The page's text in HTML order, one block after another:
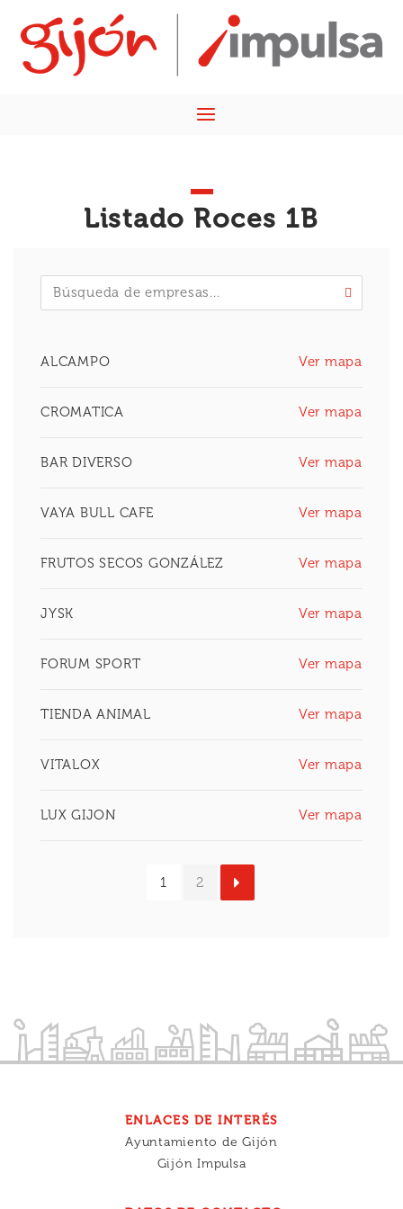
content
Home
Menu
Listado Roces 1B
ALCAMPO Ver mapa
CROMATICA Ver mapa
BAR DIVERSO Ver mapa
VAYA BULL CAFE Ver mapa
FRUTOS SECOS GONZÁLEZ Ver mapa
JYSK Ver mapa
FORUM SPORT Ver mapa
TIENDA ANIMAL Ver mapa
VITALOX Ver mapa
LUX GIJON Ver mapa
1 2 »
ENLACES DE INTERÉS
Ayuntamiento de Gijón
Gijón Impulsa